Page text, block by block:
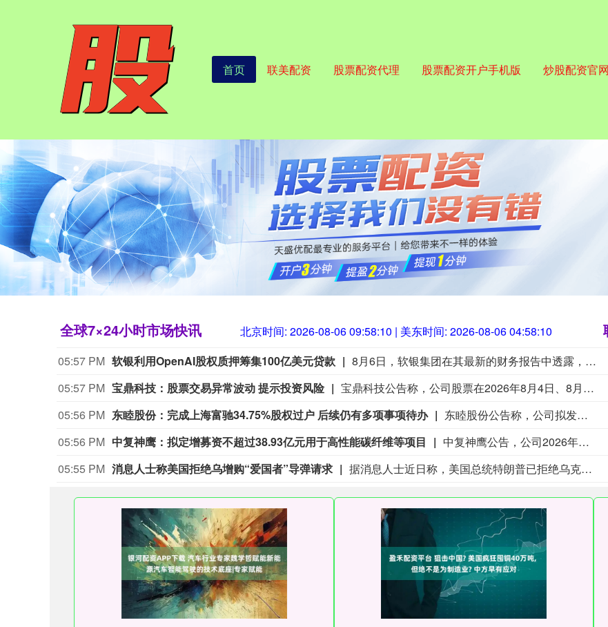
首页 联美配资 股票配资代理 股票配资开户手机版 炒股配资官网
全球7×24小时市场快讯 北京时间: 2026-08-06 09:58:11 | 美东时间: 2026-08-06 04:58:11
05:57 PM 软银利用OpenAI股权质押筹集100亿美元贷款
8月6日，软银集团在其最新的财务报告中透露，软银已成功完成一笔以其持有的OpenAI股权为抵押的100亿美元边际贷款。软银透露，公司8月5日与高盛、摩根大通、瑞穗证券、阿波罗全球融资以及三井住友银行签署了这份为期两年的贷款协议，上述金融机构担任本次贷款的牵头安排行，软银计划于本月提取这笔资金。根据披露信息，软银集团为本笔借款提供担保，资金将用于集团及旗下愿景基金的一般公司用途。协议同时规定，若OpenAI优先股价值出现大幅下跌等特定情况，借款人须追加现金抵押或提前还款。
05:57 PM 宝鼎科技：股票交易异常波动 提示投资风险
宝鼎科技公告称，公司股票在2026年8月4日、8月5日、8月6日连续3个交易日收盘价格涨幅偏离值累计超过20%，属于异常波动。经核查，公司及控股股东不存在应披露未披露重大事项，生产经营正常。公司预计上半年净利润1.25亿 - 1.45亿元，同比上升468.71% - 559.71%，无修正情况。公司提示，股价短期涨幅大，后续或回调，且覆铜板、电子铜箔等产品在AI相关领域应用有限或未量产。
05:56 PM 东睦股份：完成上海富驰34.75%股权过户 后续仍有多项事项待办
东睦股份公告称，公司拟发行股份及支付现金，购买远致星火等5名交易对方持有的上海富驰34.75%股权，交易作价6.73亿元。2026年8月6日，该部分股权过户完成，公司合计持有上海富驰99%股权。后续，公司尚需向交易对方发行股份、支付现金对价、募集配套资金，办理新增股份登记上市、修改《公司章程》等事项。本次交易已获必要批准和授权，后续实施不存在实质性法律障碍。
05:56 PM 中复神鹰：拟定增募资不超过38.93亿元用于高性能碳纤维等项目
中复神鹰公告，公司2026年度向特定对象发行A股股票预案已获董事会审议通过。本次发行拟募集资金总额约为人民币38.93亿元，扣除发行费用后拟用于年产3万吨高性能碳纤维建设项目（拟投入募集资金250,637.30万元）、超高模量碳纤维研发平台项目（拟投入募集资金21,905.00万元）及补充流动资金（116,803.84万元）。发行对象为不超过35名特定对象，发行价格不低于定价基准日前20个交易日公司股票交易均价的80%。本次发行尚需国有资产监督管理部门批准、股东会审议通过、上交所审核及中国证监会同意注册。
05:55 PM 消息人士称美国拒绝乌增购“爱国者”导弹请求 据消息人士近日称，美国总统特朗普已拒绝乌克兰总统泽连斯基增加采购数百枚“爱国者”导弹的请求，理由是美国自身库存紧张，而且美国需要应对与伊朗的冲突。7月，特朗普曾在北约峰会上提出授权乌克兰生产“爱国者”导弹的设想，但他近日表示，需谨慎对待这类授权。据悉，多个欧洲北约成员国表示，在不削弱自身防御能力的前提下，对乌援助已接近极限。（央视新闻）